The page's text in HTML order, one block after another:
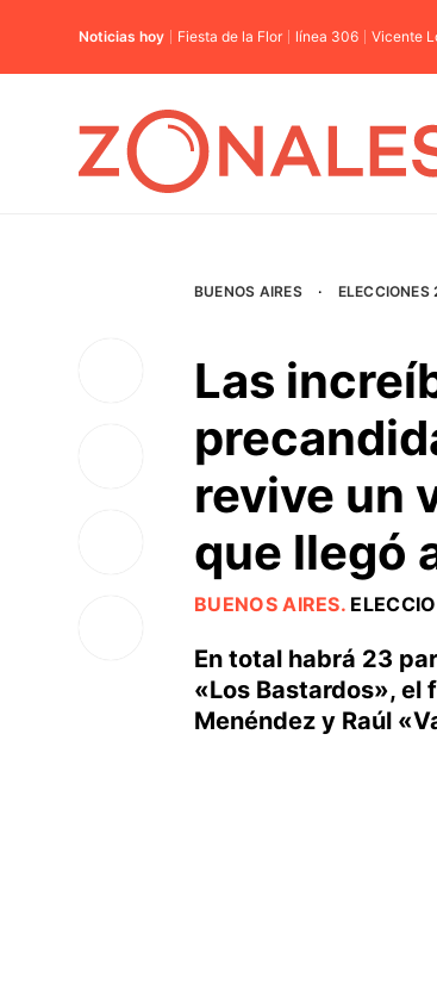
Noticias hoy Fiesta de la Flor línea 306 Vicente
BUENOS AIRES · ELECCIONES
Las
revive un
que llegó
BUENOS AIRES.
En total habrá 23
«Los Bastardos», el
Menéndez y Raúl